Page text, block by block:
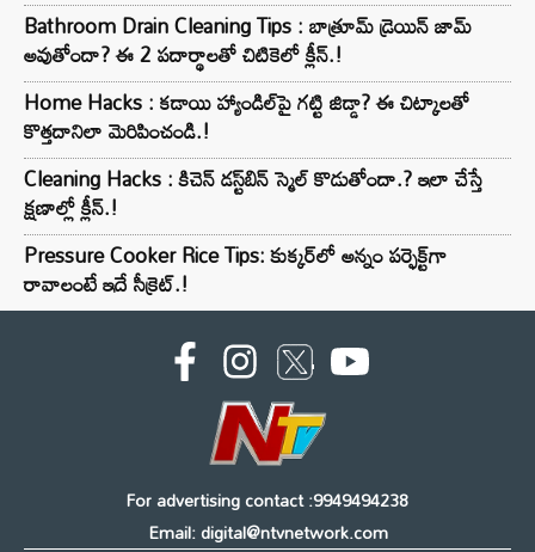
Bathroom Drain Cleaning Tips : బాత్రూమ్ డ్రెయిన్ జామ్
అవుతోందా? ఈ 2 పదార్థాలతో చిటికెలో క్లీన్.!
Home Hacks : కడాయి హ్యాండిల్‌పై గట్టి జిడ్డా? ఈ చిట్కాలతో
కొత్తదానిలా మెరిపించండి.!
Cleaning Hacks : కిచెన్ డస్ట్‌బిన్ స్మెల్ కొడుతోందా.? ఇలా చేస్తే
క్షణాల్లో క్లీన్.!
Pressure Cooker Rice Tips: కుక్కర్‌లో అన్నం పర్ఫెక్ట్‌గా
రావాలంటే ఇదే సీక్రెట్.!
For advertising contact :9949494238
Email: digital@ntvnetwork.com